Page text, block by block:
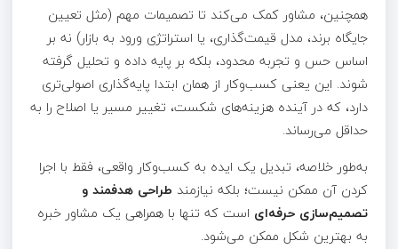
همچنین، مشاور کمک می‌کند تا تصمیمات مهم (مثل تعیین
جایگاه برند، مدل قیمت‌گذاری، یا استراتژی ورود به بازار) نه‌ بر
اساس حس و تجربه محدود، بلکه بر پایه داده و تحلیل گرفته
شوند. این یعنی کسب‌وکار از همان ابتدا پایه‌گذاری اصولی‌تری
دارد، که در آینده هزینه‌های شکست، تغییر مسیر یا اصلاح را به
حداقل می‌رساند.
به‌طور خلاصه، تبدیل یک ایده به کسب‌وکار واقعی، فقط با اجرا
کردن آن ممکن نیست؛ بلکه نیازمند طراحی هدفمند و
تصمیم‌سازی حرفه‌ای است که تنها با همراهی یک مشاور خبره
به بهترین شکل ممکن می‌شود.